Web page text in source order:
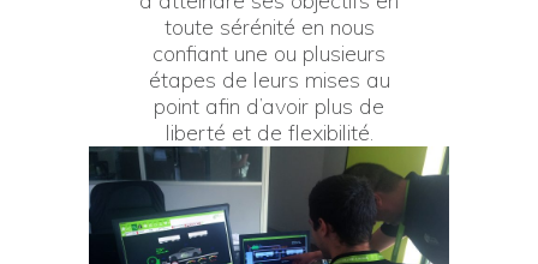
toute sérénité en nous
confiant une ou plusieurs
étapes de leurs mises au
point afin d’avoir plus de
liberté et de flexibilité.